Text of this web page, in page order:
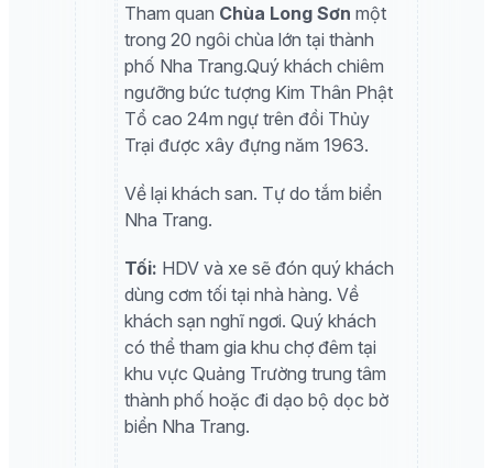
Tham quan Chùa Long Sơn một
trong 20 ngôi chùa lớn tại thành
phố Nha Trang.Quý khách chiêm
ngưỡng bức tượng Kim Thân Phật
Tổ cao 24m ngự trên đồi Thủy
Trại được xây đựng năm 1963.
Về lại khách san. Tự do tắm biển
Nha Trang.
Tối: HDV và xe sẽ đón quý khách
dùng cơm tối tại nhà hàng. Về
khách sạn nghĩ ngơi. Quý khách
có thể tham gia khu chợ đêm tại
khu vực Quảng Trường trung tâm
thành phố hoặc đi dạo bộ dọc bờ
biển Nha Trang.